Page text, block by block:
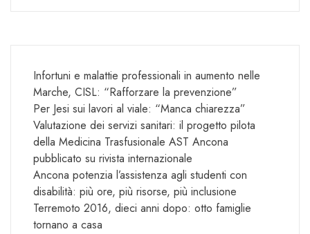
Infortuni e malattie professionali in aumento nelle
Marche, CISL: “Rafforzare la prevenzione”
Per Jesi sui lavori al viale: “Manca chiarezza”
Valutazione dei servizi sanitari: il progetto pilota
della Medicina Trasfusionale AST Ancona
pubblicato su rivista internazionale
Ancona potenzia l’assistenza agli studenti con
disabilità: più ore, più risorse, più inclusione
Terremoto 2016, dieci anni dopo: otto famiglie
tornano a casa